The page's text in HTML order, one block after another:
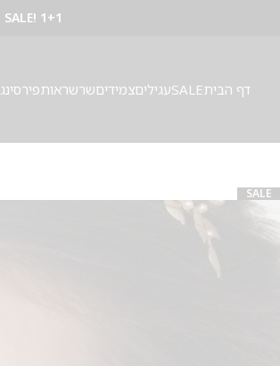
SALE! 1+1 על החורים! ל50 הראשונות
דף הביתSALEעגיליםצמידיםשרשראותפירסינג
SALE